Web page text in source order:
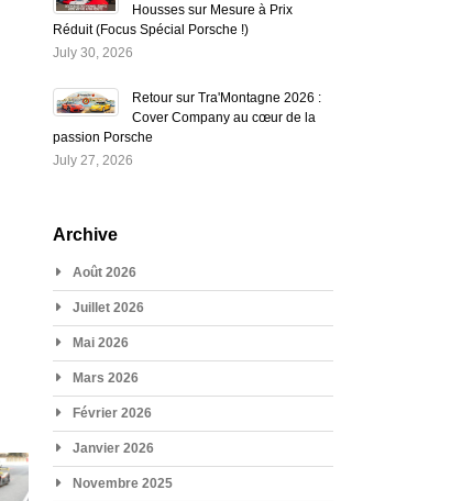
Housses sur Mesure à Prix
Réduit (Focus Spécial Porsche !)
July 30, 2026
Retour sur Tra'Montagne 2026 :
Cover Company au cœur de la
passion Porsche
July 27, 2026
Archive
Août 2026
Juillet 2026
Mai 2026
Mars 2026
Février 2026
Janvier 2026
Novembre 2025